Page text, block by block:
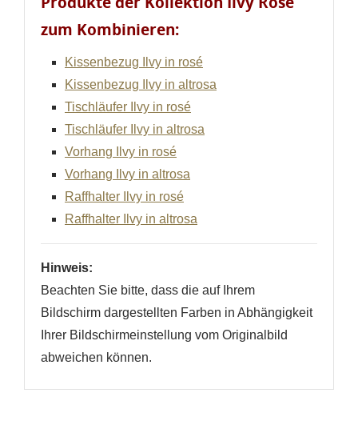
zum Kombinieren:
Kissenbezug Ilvy in rosé
Kissenbezug Ilvy in altrosa
Tischläufer Ilvy in rosé
Tischläufer Ilvy in altrosa
Vorhang Ilvy in rosé
Vorhang Ilvy in altrosa
Raffhalter Ilvy in rosé
Raffhalter Ilvy in altrosa
Hinweis:
Beachten Sie bitte, dass die auf Ihrem
Bildschirm dargestellten Farben in Abhängigkeit
Ihrer Bildschirmeinstellung vom Originalbild
abweichen können.